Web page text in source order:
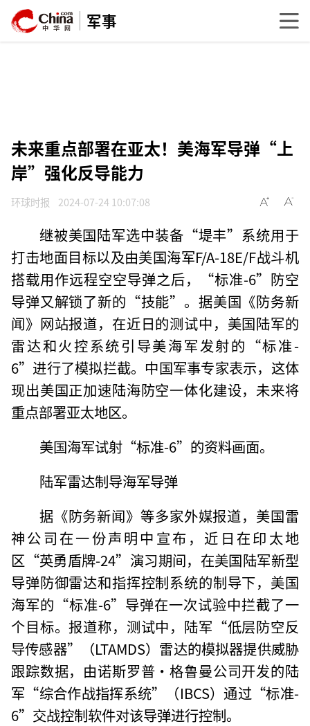
军事
未来重点部署在亚太！美海军导弹“上
岸”强化反导能力
环球时报 2024-07-24 10:07:08
继被美国陆军选中装备“堤丰”系统用于
打击地面目标以及由美国海军F/A-18E/F战斗机
搭载用作远程空空导弹之后，“标准-6”防空
导弹又解锁了新的“技能”。据美国《防务新
闻》网站报道，在近日的测试中，美国陆军的
雷达和火控系统引导美海军发射的“标准-
6”进行了模拟拦截。中国军事专家表示，这体
现出美国正加速陆海防空一体化建设，未来将
重点部署亚太地区。
美国海军试射“标准-6”的资料画面。
陆军雷达制导海军导弹
据《防务新闻》等多家外媒报道，美国雷
神公司在一份声明中宣布，近日在印太地
区“英勇盾牌-24”演习期间，在美国陆军新型
导弹防御雷达和指挥控制系统的制导下，美国
海军的“标准-6”导弹在一次试验中拦截了一
个目标。报道称，测试中，陆军“低层防空反
导传感器”（LTAMDS）雷达的模拟器提供威胁
跟踪数据，由诺斯罗普·格鲁曼公司开发的陆
军“综合作战指挥系统”（IBCS）通过“标准-
6”交战控制软件对该导弹进行控制。